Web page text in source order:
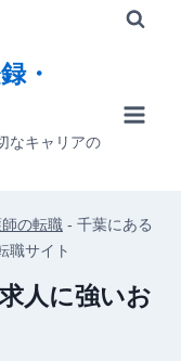
・
なキャリアの
の転職 - 千葉にある
職サイト
人に強いお